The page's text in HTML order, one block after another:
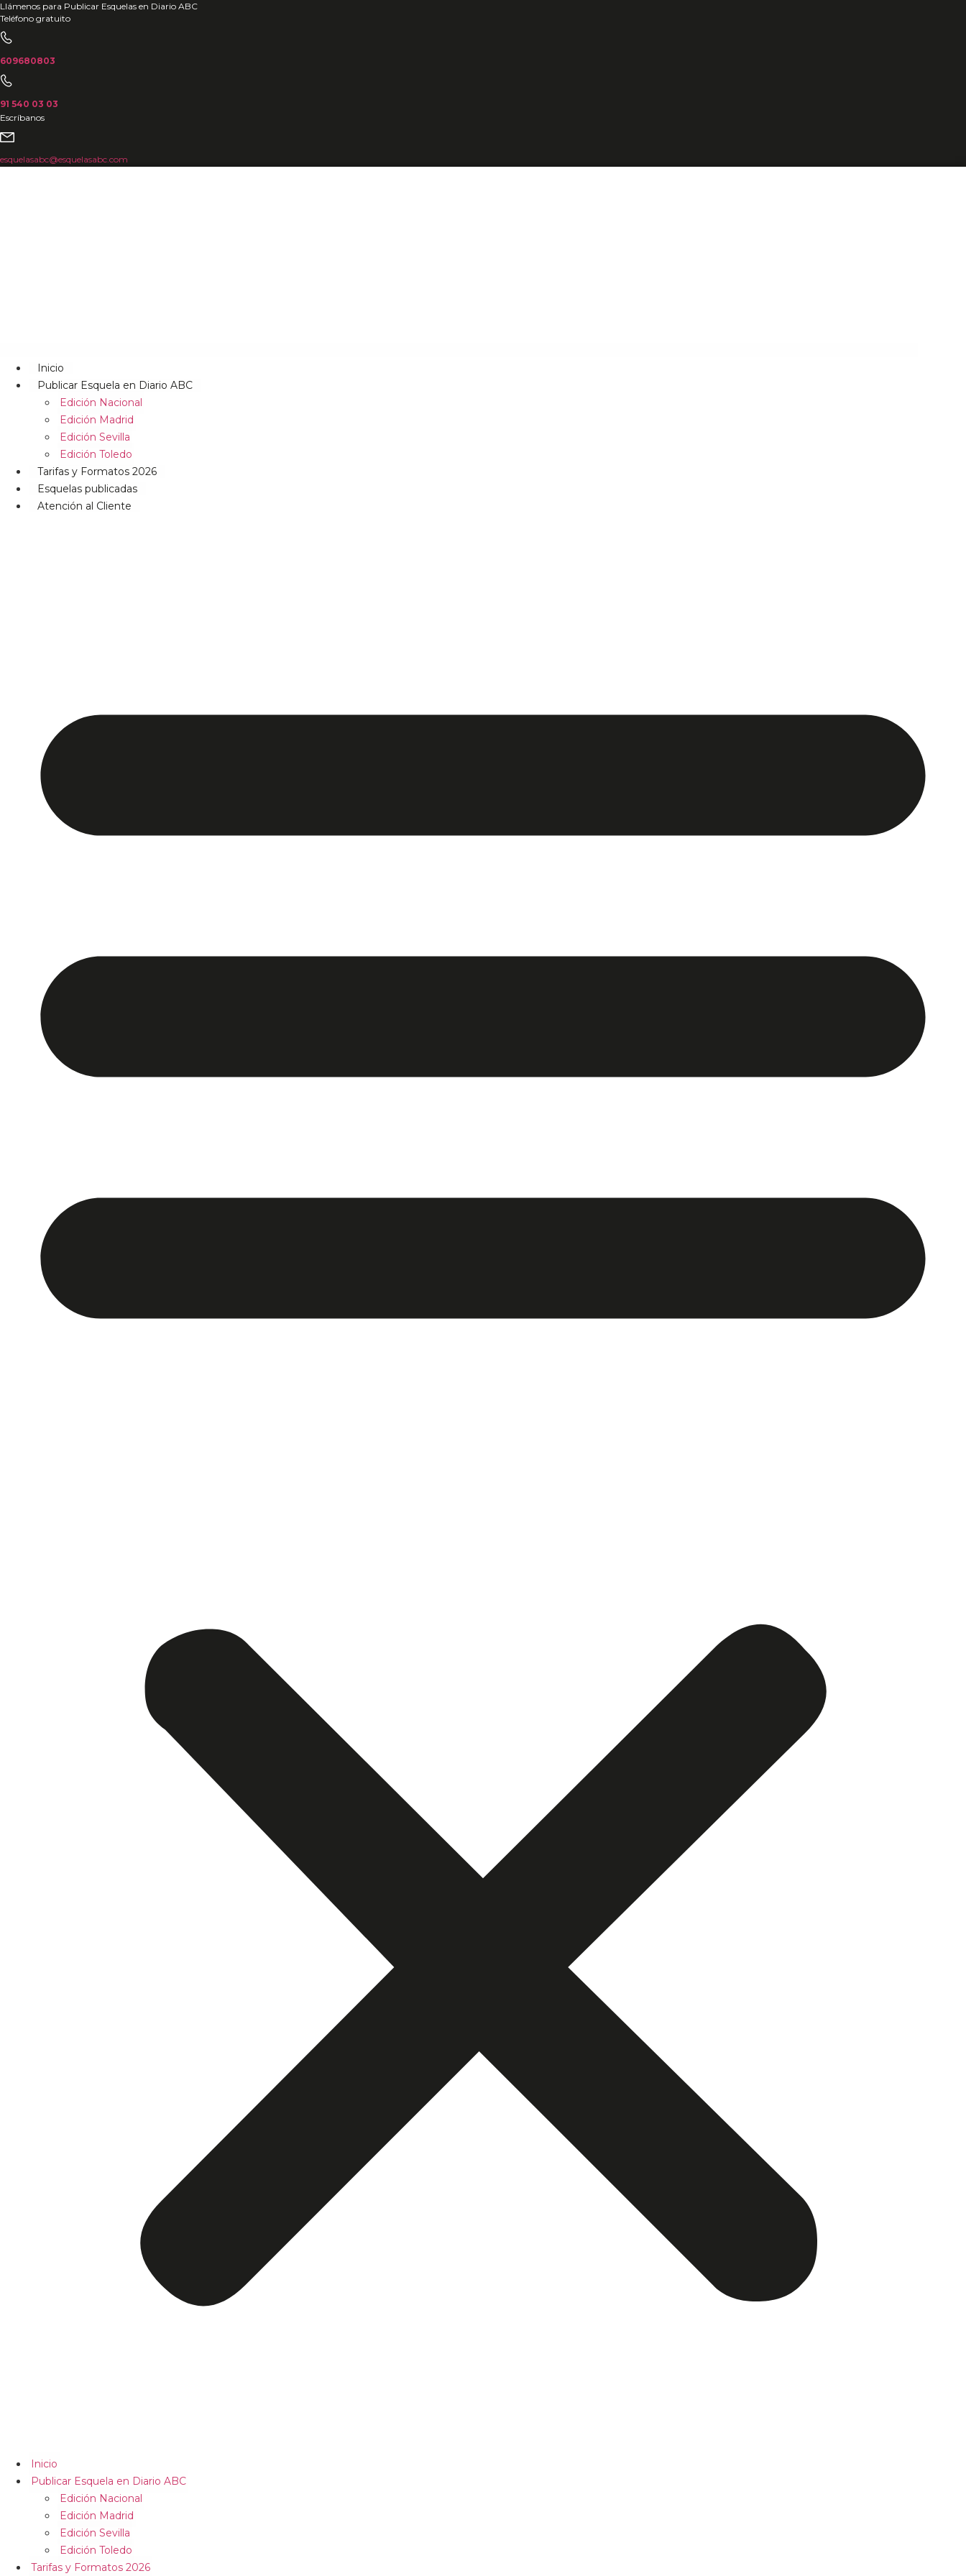
Ir
al
contenido
Llámenos para Publicar Esquelas en Diario ABC
Teléfono gratuito
609680803
91 540 03 03
Escríbanos
esquelasabc@esquelasabc.com
Inicio
Publicar Esquela en Diario ABC
Edición Nacional
Edición Madrid
Edición Sevilla
Edición Toledo
Tarifas y Formatos 2026
Esquelas publicadas
Atención al Cliente
Inicio
Publicar Esquela en Diario ABC
Edición Nacional
Edición Madrid
Edición Sevilla
Edición Toledo
Tarifas y Formatos 2026